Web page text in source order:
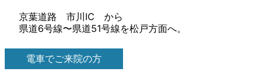
京葉道路 市川IC から
県道6号線〜県道51号線を松戸方面へ。
電車でご来院の方